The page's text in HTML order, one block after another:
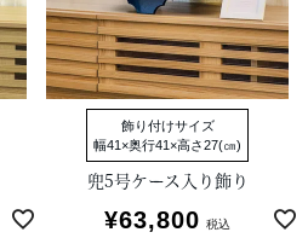
飾り付けサイズ
幅41×奥行41×高さ27(㎝)
兜5号ケース入り飾り
¥63,800 税込